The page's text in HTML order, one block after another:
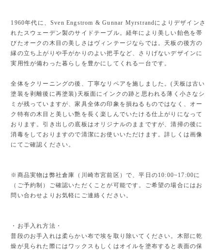
1960年代に、Sven Engstrom & Gunnar Myrstrandによりデザインさ
れたスウェーデン製のサイドテーブル。経年により美しい飴色を帯
びたオークの木目の美しさはヴィンテージならでは。天板の後方の
縁の立ち上がりや手がかりのよい把手など、さりげないデザインに
実用性が備わった暮らしを豊かにしてくれる一台です。
全体をクリーニングの後、丁寧なリペアを施しました。(天板は古い
塗装を剥離後に再塗装)天板面にインクの跡と思われる薄く小さなシ
ミが残っていますが、家具全体の印象を損ねるものではなく、オー
ク特有の木目と美しい艶を長く楽しんでいたける仕上がりになって
おります。引き出しの底板はオリジナルのままですが、清掃の後に
消毒をしておりますので清潔にお使いいただけます。詳しくは画像
にてご確認ください。
※商品実物は弊社倉庫（川崎市宮前区）で、平日の10:00~17:00に
（ご予約制）ご確認いただくことが可能です。ご希望の場合にはお
問い合わせよりお気軽にご連絡ください。
・お手入れ方法・
普段のお手入れは柔らかい布で埃を取り除いてください。木部に乾
燥が見られた際にはワックスもしくはオイルを塗布すると表面の保